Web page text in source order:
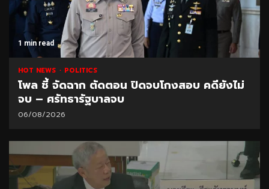
1 min read
HOT NEWS POLITICS
โพล ชี้ จัดฉาก ตัดตอน ปิดจบโกงสอบ คดียังไม่
จบ – ศรัทธารัฐบาลจบ
06/08/2026